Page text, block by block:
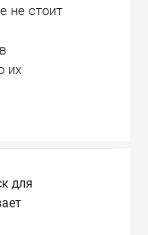
не стоит
их
для